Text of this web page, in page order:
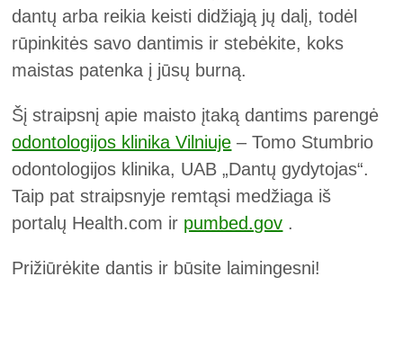
dantų arba reikia keisti didžiąją jų dalį, todėl
rūpinkitės savo dantimis ir stebėkite, koks
maistas patenka į jūsų burną.
Šį straipsnį apie maisto įtaką dantims parengė
odontologijos klinika Vilniuje – Tomo Stumbrio
odontologijos klinika, UAB „Dantų gydytojas“.
Taip pat straipsnyje remtąsi medžiaga iš
portalų Health.com ir pumbed.gov .
Prižiūrėkite dantis ir būsite laimingesni!